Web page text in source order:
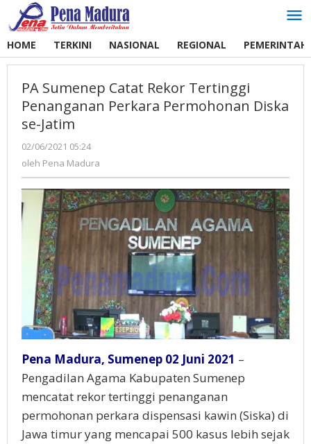
Lewati
ke
HOME TERKINI NASIONAL REGIONAL
PA Sumenep Catat Rekor Tertinggi
Penanganan Perkara Permohonan Diska
se-Jatim
02/06/2021 05:24
Pena
oleh Pena Madura
Pena Madura, Sumenep 02 Juni 2021 –
Pengadilan Agama Kabupaten Sumenep
mencatat rekor tertinggi penanganan
permohonan perkara dispensasi kawin (Siska) di
Jawa timur yang mencapai 500 kasus lebih sejak